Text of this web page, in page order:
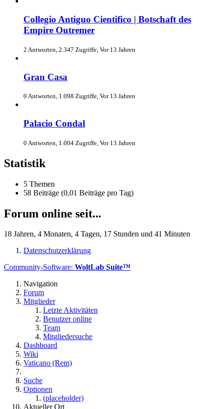
Collegio Antiguo Cientifico | Botschaft des
Empire Outremer
2 Antworten, 2.347 Zugriffe, Vor 13 Jahren
Gran Casa
0 Antworten, 1.098 Zugriffe, Vor 13 Jahren
Palacio Condal
0 Antworten, 1.004 Zugriffe, Vor 13 Jahren
Statistik
5 Themen
58 Beiträge (0,01 Beiträge pro Tag)
Forum online seit...
18 Jahren, 4 Monaten, 4 Tagen, 17 Stunden und 41 Minuten
Datenschutzerklärung
Community-Software: WoltLab Suite™
Navigation
Forum
Mitglieder
Letzte Aktivitäten
Benutzer online
Team
Mitgliedersuche
Dashboard
Wiki
Vaticano (Rem)
Suche
Optionen
(placeholder)
Aktueller Ort